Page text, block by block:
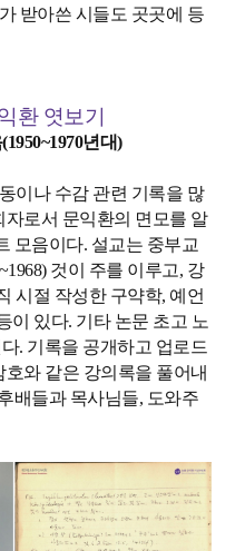
받아쓴 시들도 곳곳에 등
환 엿보기
년대)
이나 수감 관련 기록을 많
로서 문익환의 면모를 알
모음이다. 설교는 중부교
것이 주를 이루고, 강
시절 작성한 구약학, 예언
이 있다. 기타 논문 초고 노
. 기록을 공개하고 업로드
와 같은 강의록을 풀어내
배들과 목사님들, 도와주